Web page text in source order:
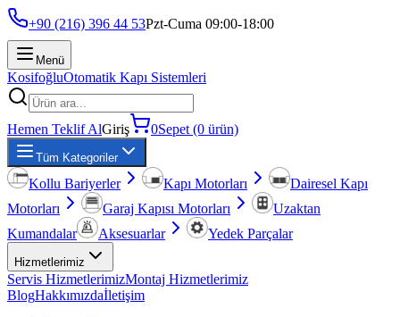
+90 (216) 396 44 53Pzt-Cuma 09:00-18:00
Menü
KosifoğluOtomatik Kapı Sistemleri
Hemen Teklif AlGiriş 0Sepet (0 ürün)
Tüm Kategoriler
Kollu Bariyerler Kapı Motorları
Dairesel Kapı
Motorları
Garaj Kapısı Motorları
Uzaktan
Kumandalar
Aksesuarlar Yedek Parçalar
Hizmetlerimiz
Servis HizmetlerimizMontaj Hizmetlerimiz
BlogHakkımızdaİletişim